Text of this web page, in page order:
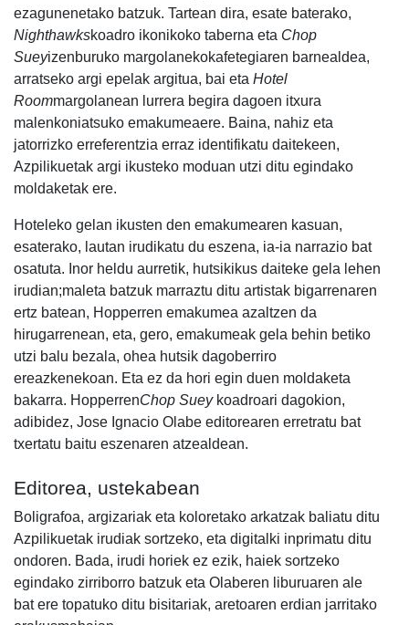
ezagunenetako batzuk. Tartean dira, esate baterako,
Nighthawkskoadro ikonikoko taberna eta Chop
Sueyizenburuko margolanekokafetegiaren barnealdea,
arratseko argi epelak argitua, bai eta Hotel
Roommargolanean lurrera begira dagoen itxura
malenkoniatsuko emakumeaere. Baina, nahiz eta
jatorrizko erreferentzia erraz identifikatu daitekeen,
Azpilikuetak argi ikusteko moduan utzi ditu egindako
moldaketak ere.
Hoteleko gelan ikusten den emakumearen kasuan,
esaterako, lautan irudikatu du eszena, ia-ia narrazio bat
osatuta. Inor heldu aurretik, hutsikikus daiteke gela lehen
irudian;maleta batzuk marraztu ditu artistak bigarrenaren
ertz batean, Hopperren emakumea azaltzen da
hirugarrenean, eta, gero, emakumeak gela behin betiko
utzi balu bezala, ohea hutsik dagoberriro
ereazkenekoan. Eta ez da hori egin duen moldaketa
bakarra. HopperrenChop Sueykoadroari dagokion,
adibidez, Jose Ignacio Olabe editorearen erretratu bat
txertatu baitu eszenaren atzealdean.
Editorea, ustekabean
Boligrafoa, argizariak eta koloretako arkatzak baliatu ditu
Azpilikuetak irudiak sortzeko, eta digitalki inprimatu ditu
ondoren. Bada, irudi horiek ez ezik, haiek sortzeko
egindako zirriborro batzuk eta Olaberen liburuaren ale
bat ere topatuko ditu bisitariak, aretoaren erdian jarritako